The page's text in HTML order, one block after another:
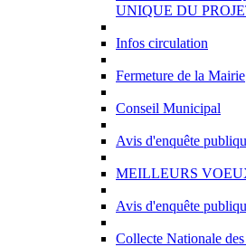
UNIQUE DU
Infos circulation
Fermeture de la Mairie
Conseil Municipal
Avis d'enquête
MEILLEURS
Avis d'enquête
Collecte Nationale